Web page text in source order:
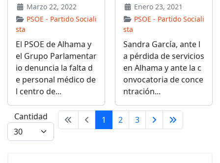
Marzo 22, 2022
PSOE - Partido Sociali
sta
El PSOE de Alhama y
el Grupo Parlamentar
io denuncia la falta d
e personal médico de
l centro de...
Enero 23, 2021
PSOE - Partido Sociali
sta
Sandra García, ante l
a pérdida de servicios
en Alhama y ante la c
onvocatoria de conce
ntración...
Cantidad 1 2 3